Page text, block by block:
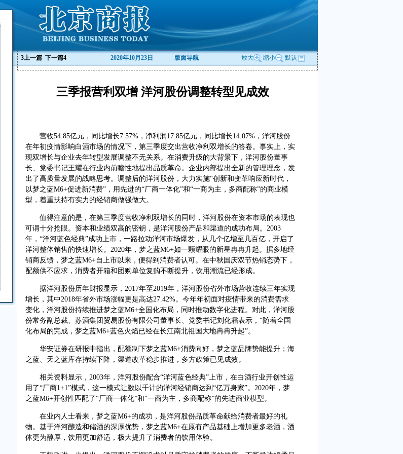
3上一篇 下一篇4 2020年10月23日 版面导航 放大 缩小 默认
三季报营利双增 洋河股份调整转型见成效
营收54.85亿元，同比增长7.57%，净利润17.85亿元，同比增长14.07%，洋河股份
在年初疫情影响白酒市场的情况下，第三季度交出营收净利双增长的答卷。事实上，实
现双增长与企业去年转型发展调整不无关系。在消费升级的大背景下，洋河股份董事
长、党委书记王耀在行业内前瞻性地提出品质革命。企业内部提出全新的管理理念，发
出了高质量发展的战略思考。调整后的洋河股份，大力实施“创新和变革响应新时代，
以梦之蓝M6+促进新消费”，用先进的“厂商一体化”和“一商为主，多商配称”的商业模
型，着重扶持有实力的经销商做强做大。
值得注意的是，在第三季度营收净利双增长的同时，洋河股份在资本市场的表现也
可谓十分抢眼。资本和业绩双高的密钥，是洋河股份产品和渠道的成功布局。2003
年，“洋河蓝色经典”成功上市，一路拉动洋河市场爆发，从几个亿增至几百亿，开启了
洋河整体销售的快速增长。2020年，梦之蓝M6+如一颗耀眼的新星冉冉升起。据多地经
销商反馈，梦之蓝M6+自上市以来，便得到消费者认可。在中秋国庆双节热销态势下，
配额供不应求，消费者开箱和团购单位复购不断提升，饮用潮流已经形成。
据洋河股份历年财报显示，2017年至2019年，洋河股份省外市场营收连续三年实现
增长，其中2018年省外市场涨幅更是高达27.42%。今年年初面对疫情带来的消费需求
变化，洋河股份持续推进梦之蓝M6+全国化布局，同时推动数字化进程。对此，洋河股
份常务副总裁、苏酒集团贸易股份有限公司董事长、党委书记刘化霜表示，“随着全国
化布局的完成，梦之蓝M6+蓝色火焰已经在长江南北祖国大地冉冉升起”。
华安证券在研报中指出，配额制下梦之蓝M6+消费向好，梦之蓝品牌势能提升；海
之蓝、天之蓝库存持续下降，渠道改革稳步推进，多方政策已见成效。
相关资料显示，2003年，洋河股份配合“洋河蓝色经典”上市，在白酒行业开创性运
用了“厂商1+1”模式，这一模式让数以千计的洋河经销商达到“亿万身家”。2020年，梦
之蓝M6+开创性匹配了“厂商一体化”和“一商为主，多商配称”的先进商业模型。
在业内人士看来，梦之蓝M6+的成功，是洋河股份品质革命献给消费者最好的礼
物。基于洋河酿造和储酒的深厚优势，梦之蓝M6+在原有产品基础上增加更多老酒，酒
体更为醇厚，饮用更加舒适，极大提升了消费者的饮用体验。